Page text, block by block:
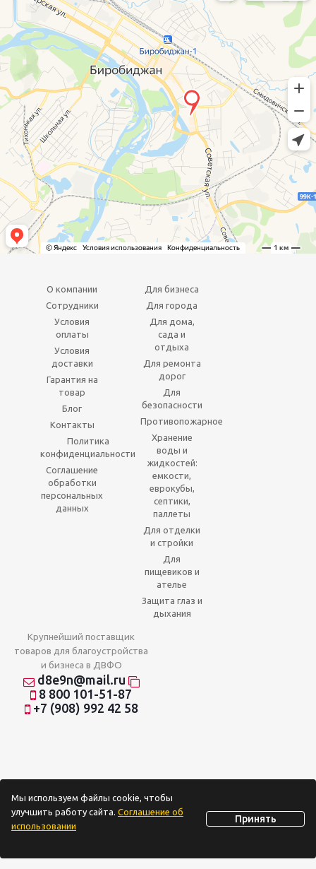
О компании
Сотрудники
Условия
оплаты
Условия
доставки
Гарантия на
товар
Блог
Контакты
Политика
конфиденциальности
Соглашение
обработки
персональных
данных
Для бизнеса
Для города
Для дома,
сада и
отдыха
Для ремонта
дорог
Для
безопасности
Противопожарное
Хранение
воды и
жидкостей:
емкости,
еврокубы,
септики,
паллеты
Для отделки
и стройки
Для
пищевиков и
ателье
Защита глаз и
дыхания
Крупнейший поставщик
товаров для благоустройства
и бизнеса в ДВФО
d8e9n@mail.ru
8 800 101-51-87
+7 (908) 992 42 58
Мы используем файлы cookie, чтобы
улучшить работу сайта. Соглашение об
использовании
Принять